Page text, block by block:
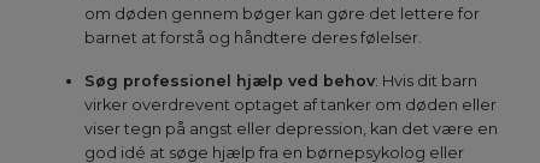
om døden gennem bøger kan gøre det lettere for
barnet at forstå og håndtere deres følelser.
Søg professionel hjælp ved behov: Hvis dit barn
virker overdrevent optaget af tanker om døden eller
viser tegn på angst eller depression, kan det være en
god idé at søge hjælp fra en børnepsykolog eller